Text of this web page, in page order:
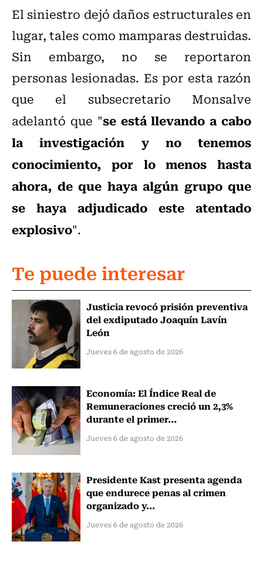
El siniestro dejó daños estructurales en
lugar, tales como mamparas destruidas.
Sin embargo, no se reportaron
personas lesionadas. Es por esta razón
que el subsecretario Monsalve
adelantó que "se está llevando a cabo
la investigación y no tenemos
conocimiento, por lo menos hasta
ahora, de que haya algún grupo que
se haya adjudicado este atentado
explosivo".
Te puede interesar
Justicia revocó prisión preventiva
del exdiputado Joaquín Lavín
León
Jueves 6 de agosto de 2026
Economía: El Índice Real de
Remuneraciones creció un 2,3%
durante el primer...
Jueves 6 de agosto de 2026
Presidente Kast presenta agenda
que endurece penas al crimen
organizado y...
Jueves 6 de agosto de 2026